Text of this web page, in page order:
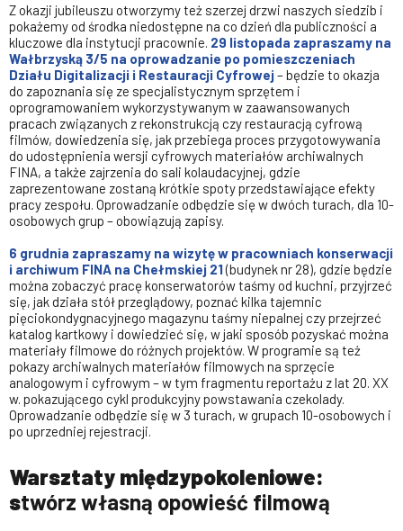
Z okazji jubileuszu otworzymy też szerzej drzwi naszych siedzib i
pokażemy od środka niedostępne na co dzień dla publiczności a
kluczowe dla instytucji pracownie. 29 listopada zapraszamy na
Wałbrzyską 3/5 na oprowadzanie po pomieszczeniach
Działu Digitalizacji i Restauracji Cyfrowej– będzie to okazja
do zapoznania się ze specjalistycznym sprzętem i
oprogramowaniem wykorzystywanym w zaawansowanych
pracach związanych z rekonstrukcją czy restauracją cyfrową
filmów, dowiedzenia się, jak przebiega proces przygotowywania
do udostępnienia wersji cyfrowych materiałów archiwalnych
FINA, a także zajrzenia do sali kolaudacyjnej, gdzie
zaprezentowane zostaną krótkie spoty przedstawiające efekty
pracy zespołu. Oprowadzanie odbędzie się w dwóch turach, dla 10-
osobowych grup – obowiązują zapisy.
6 grudnia zapraszamy na wizytę w pracowniach konserwacji
i archiwum FINA na Chełmskiej 21(budynek nr 28), gdzie będzie
można zobaczyć pracę konserwatorów taśmy od kuchni, przyjrzeć
się, jak działa stół przeglądowy, poznać kilka tajemnic
pięciokondygnacyjnego magazynu taśmy niepalnej czy przejrzeć
katalog kartkowy i dowiedzieć się, w jaki sposób pozyskać można
materiały filmowe do różnych projektów. W programie są też
pokazy archiwalnych materiałów filmowych na sprzęcie
analogowym i cyfrowym – w tym fragmentu reportażu z lat 20. XX
w. pokazującego cykl produkcyjny powstawania czekolady.
Oprowadzanie odbędzie się w 3 turach, w grupach 10-osobowych i
po uprzedniej rejestracji.
Warsztaty międzypokoleniowe:
stwórz własną opowieść filmową